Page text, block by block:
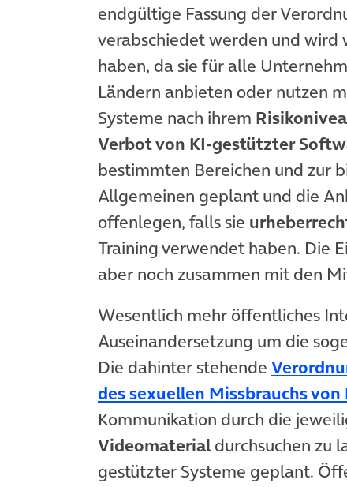
endgültige Fassung der
verabschiedet werden und wird
haben, da sie für alle
Ländern anbieten oder nutzen
Systeme nach ihrem
Verbot von KI-gestützter
bestimmten Bereichen und zur
Allgemeinen geplant und die
offenlegen, falls sie
Training verwendet haben. Die
aber noch zusammen mit den
Wesentlich mehr öffentliches
Auseinandersetzung um die
Die dahinter stehende
des sexuellen Missbrauchs von
Kommunikation durch die
Videomaterialdurchsuchen zu
gestützter Systeme geplant.